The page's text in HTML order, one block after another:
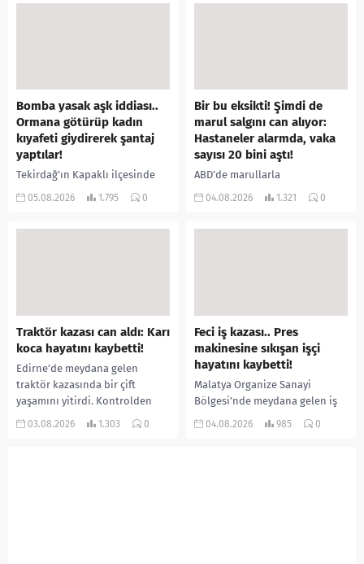
Bomba yasak aşk iddiası..
Ormana götürüp kadın
kıyafeti giydirerek şantaj
yaptılar!
Tekirdağ’ın Kapaklı ilçesinde
bir kişiyi, arkadaşının eşiyle
05.08.2026 1.795 0
Bir bu eksikti! Şimdi de
marul salgını can alıyor:
Hastaneler alarmda, vaka
sayısı 20 bini aştı!
ABD’de marullarla
ilişkilendirilen siklospora
04.08.2026 1.321 0
Traktör kazası can aldı: Karı
koca hayatını kaybetti!
Edirne’de meydana gelen
traktör kazasında bir çift
yaşamını yitirdi. Kontrolden
çıkarak devrilen traktörün
03.08.2026 1.303 0
Feci iş kazası.. Pres
makinesine sıkışan işçi
hayatını kaybetti!
Malatya Organize Sanayi
Bölgesi’nde meydana gelen iş
kazasında, pres makinesine
04.08.2026 985 0